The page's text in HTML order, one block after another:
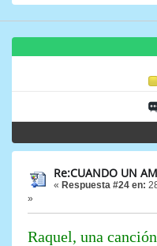
Re:CUANDO UN
« Respuesta #24 en:
»
Raquel, una